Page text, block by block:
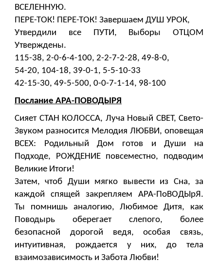
ВСЕЛЕННУЮ.
ПЕРЕ-ТОК! ПЕРЕ-ТОК! Завершаем ДУШ УРОК,
Утвердили все ПУТИ, Выборы ОТЦОМ
Утверждены.
115-38, 2-0-6-4-100, 2-2-7-2-28, 49-8-0,
54-20, 104-18, 39-0-1, 5-5-10-33
42-15-30, 49-5-500, 0-0-7-1-14, 98-100
Послание АРА-ПОВОДЫРЯ
Сияет СТАН КОЛОССА, Луча Новый СВЕТ, Свето-
Звуком разносится Мелодия ЛЮБВИ, оповещая
ВСЕХ: Родильный Дом готов и Души на
Подходе, РОЖДЕНИЕ повсеместно, подводим
Великие Итоги!
Затем, чтоб Души мягко вывести из Сна, за
каждой спящей закрепляем АРА-ПоВОДЫрЯ.
Ты помнишь аналогию, Любимое Дитя, как
Поводырь оберегает слепого, более
безопасной дорогой ведя, особая связь,
интуитивная, рождается у них, до тела
взаимозависимость и Забота Любви!